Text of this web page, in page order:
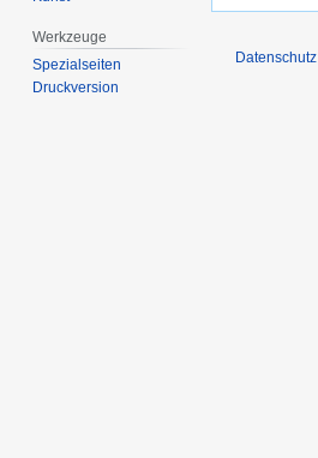
Werkzeuge
Spezialseiten
Druckversion
Datenschutz